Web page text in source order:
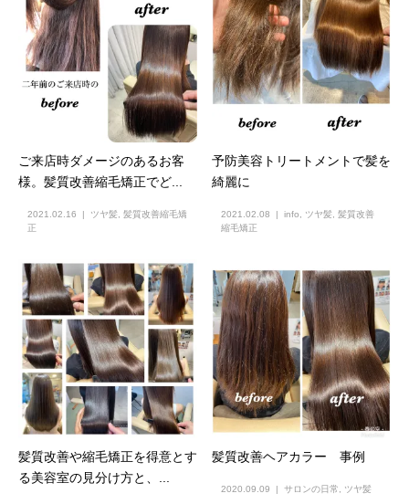
ご来店時ダメージのあるお客
様。髪質改善縮毛矯正でど...
2021.02.16 ツヤ髪
髪質改善縮毛矯
正
予防美容トリートメントで髪を
綺麗に
2021.02.08 info ツヤ髪
髪質改善
縮毛矯正
髪質改善や縮毛矯正を得意とす
る美容室の見分け方と、...
髪質改善ヘアカラー 事例
2020.09.09 サロンの日常 ツヤ髪